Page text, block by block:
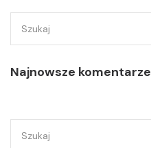
Najnowsze komentarze